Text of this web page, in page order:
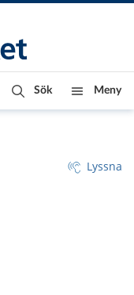
Sök Meny
Lyssna